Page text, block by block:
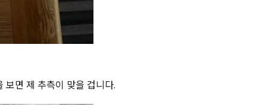
면 제 추측이 맞을 겁니다.